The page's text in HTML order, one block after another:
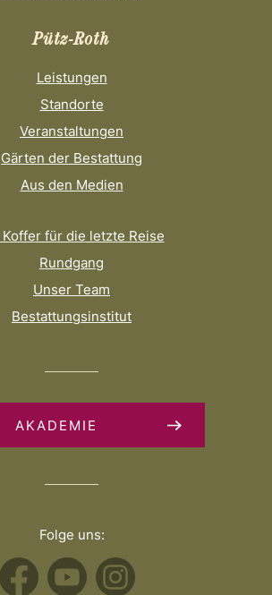
Pütz-Roth
Leistungen
Standorte
Veranstaltungen
Gärten der Bestattung
Aus den Medien
Koffer für die letzte Reise
Rundgang
Unser Team
Bestattungsinstitut
AKADEMIE
Folge uns: